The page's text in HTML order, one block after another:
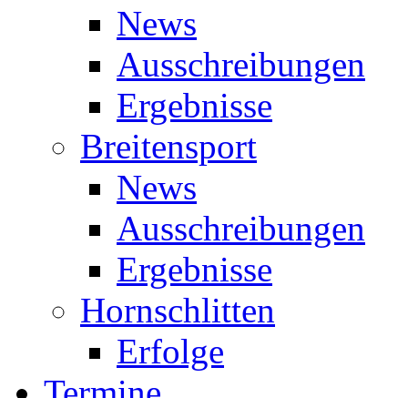
News
Ausschreibungen
Ergebnisse
Breitensport
News
Ausschreibungen
Ergebnisse
Hornschlitten
Erfolge